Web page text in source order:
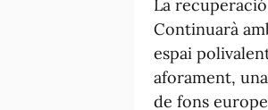
La
Continuarà
espai
aforament,
de fons